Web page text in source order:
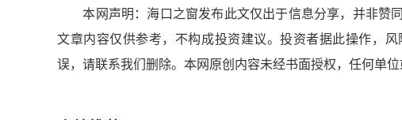
本网声明：海口之窗发布此文仅出于信息分享，并非赞同
文章内容仅供参考，不构成投资建议。投资者据此操作，
误，请联系我们删除。本网原创内容未经书面授权，任何单位